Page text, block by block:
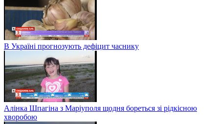
В Україні прогнозують дефіцит часнику
Алінка Шпагіна з Маріуполя щодня бореться зі рідкісною
хворобою